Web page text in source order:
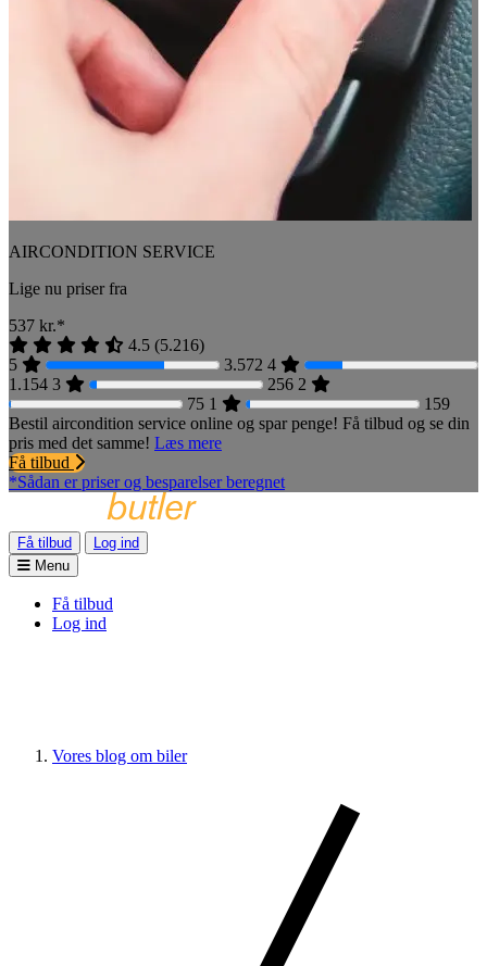
AIRCONDITION SERVICE
Lige nu priser fra
537 kr.*
4.5 (5.216)
5
3.572 4
1.154 3 256 2
75 1
159
Bestil aircondition service online og spar penge! Få tilbud og se din
pris med det samme! Læs mere
Få tilbud
*Sådan er priser og besparelser beregnet
Få tilbud
Log ind
Menu
Få tilbud
Log ind
Vores blog om biler